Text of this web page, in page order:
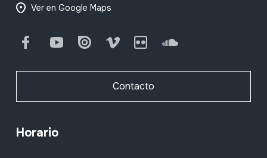
Ver en Google Maps
FacebookYoutube Issuu Vimeo Flickr SoundCloud
Contacto
Horario